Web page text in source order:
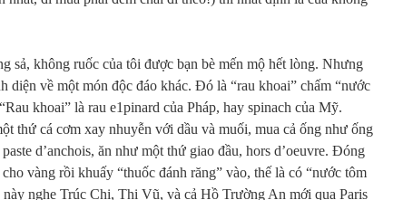
sả, không ruốc của tôi được bạn bè mến mộ hết lòng. Nhưng
diện về một món độc đáo khác. Đó là “rau khoai” chấm “nước
khoai” là rau e1pinard của Pháp, hay spinach của Mỹ.
thứ cá cơm xay nhuyễn với dầu và muối, mua cả ống như ống
d’anchois, ăn như một thứ giao đầu, hors d’oeuvre. Đóng
vàng rồi khuấy “thuốc đánh răng” vào, thế là có “nước tôm
nghe Trúc Chi, Thi Vũ, và cả Hồ Trường An mới qua Paris